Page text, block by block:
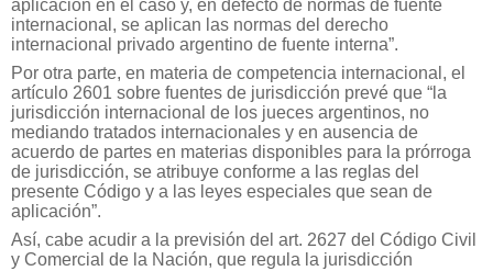
aplicación en el caso y, en defecto de normas de fuente
internacional, se aplican las normas del derecho
internacional privado argentino de fuente interna”.
Por otra parte, en materia de competencia internacional, el
artículo 2601 sobre fuentes de jurisdicción prevé que “la
jurisdicción internacional de los jueces argentinos, no
mediando tratados internacionales y en ausencia de
acuerdo de partes en materias disponibles para la prórroga
de jurisdicción, se atribuye conforme a las reglas del
presente Código y a las leyes especiales que sean de
aplicación”.
Así, cabe acudir a la previsión del art. 2627 del Código Civil
y Comercial de la Nación, que regula la jurisdicción